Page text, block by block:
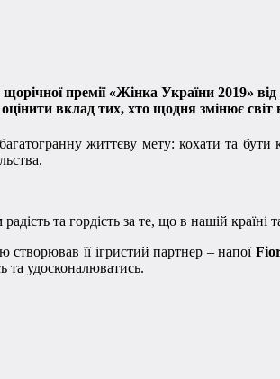
премії «Жінка України 2019»
оцінити вклад тих, хто щодня змінює
життєву мету: кохати та
та гордість за те, що в нашій
створював її ігристий партнер – напої
та удосконалюватись.